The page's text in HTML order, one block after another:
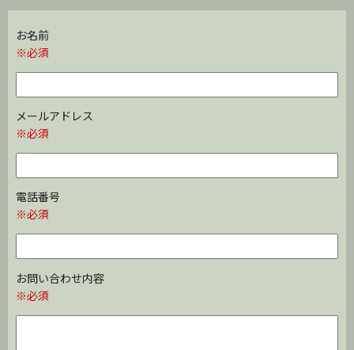
お名前
※必須
メールアドレス
※必須
電話番号
※必須
お問い合わせ内容
※必須